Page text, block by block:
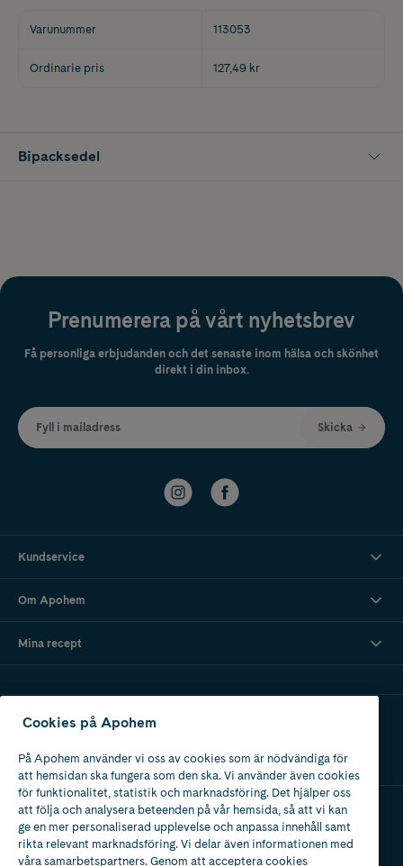
Varunummer 113053
Ordinarie pris 127,49 kr
Bipacksedel
Prenumerera på vårt nyhetsbrev
Få personliga erbjudanden och det senaste inom hälsa och skönhet
direkt i din inbox.
Fyll i mailadress Skicka
Kundservice
Om Apohem
Mina recept
Ladda ner vår app
Apotek med tillstånd
av Läkemedelsverket
Cookies på Apohem
På Apohem använder vi oss av cookies som är nödvändiga för
att hemsidan ska fungera som den ska. Vi använder även cookies
för funktionalitet, statistik och marknadsföring. Det hjälper oss
att följa och analysera beteenden på vår hemsida, så att vi kan
ge en mer personaliserad upplevelse och anpassa innehåll samt
rikta relevant marknadsföring. Vi delar även informationen med
våra samarbetspartners. Genom att acceptera cookies